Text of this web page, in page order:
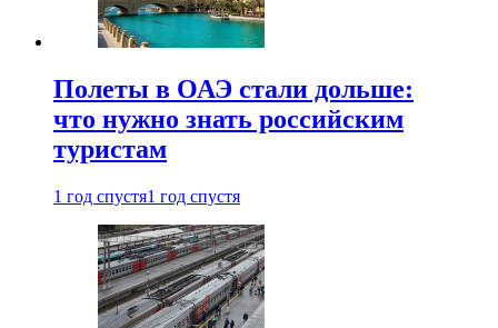
Полеты в ОАЭ стали дольше:
что нужно знать российским
туристам
1 год спустя1 год спустя